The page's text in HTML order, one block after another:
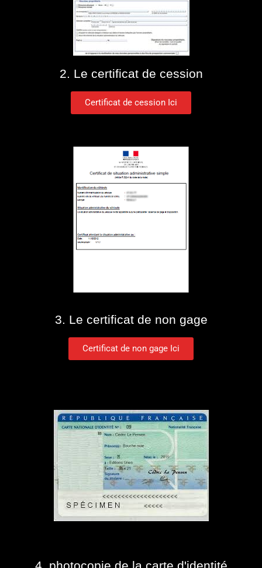
2. Le certificat de cession
Certificat de cession Ici
3. Le certificat de non gage
Certificat de non gage Ici
4. photocopie de la carte d'identité